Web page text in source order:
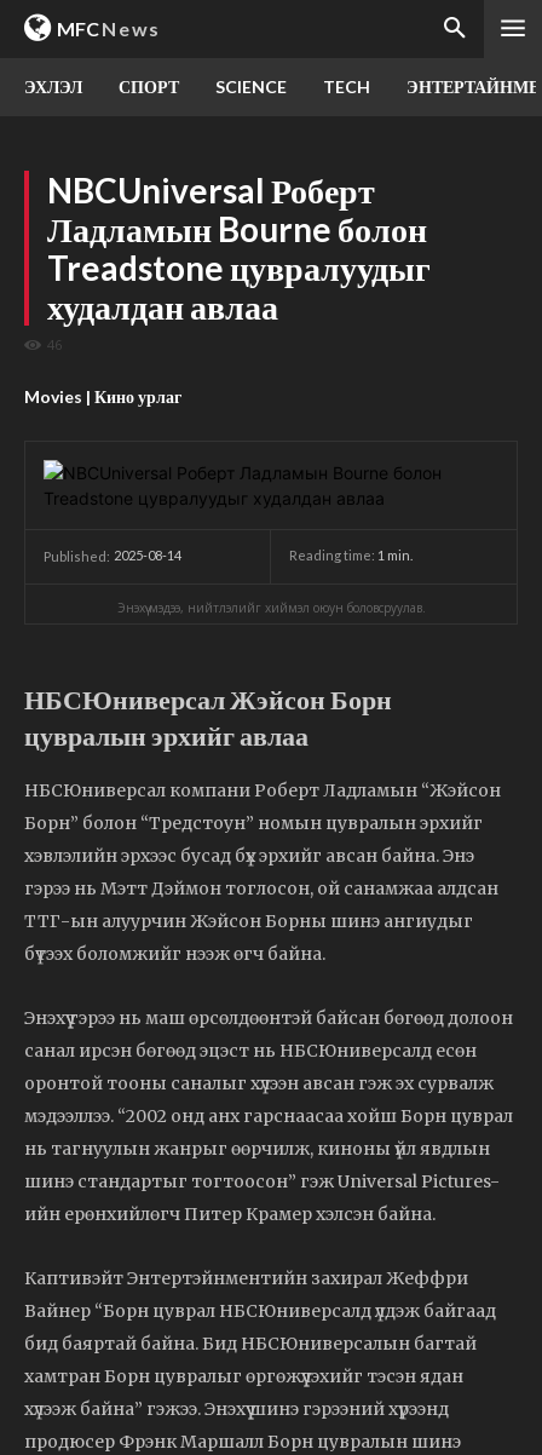
MFCNews
ЭХЛЭЛ СПОРТ SCIENCE TECH
NBCUniversal Роберт
Ладламын Bourne болон
Treadstone цувралуудыг
худалдан авлаа
46
Movies | Кино урлаг
Published: 2025-08-14 Reading time: 1 min.
Энэхүү мэдээ, нийтлэлийг хиймэл оюун боловсруулав.
НБСЮниверсал Жэйсон Борн
цувралын эрхийг авлаа
НБСЮниверсал компани Роберт Ладламын “Жэйсон
Борн” болон “Тредстоун” номын цувралын эрхийг
хэвлэлийн эрхээс бусад бүх эрхийг авсан байна. Энэ
гэрээ нь Мэтт Дэймон тоглосон, ой санамжаа алдсан
ТТГ-ын алуурчин Жэйсон Борны шинэ ангиудыг
бүтээх боломжийг нээж өгч байна.
Энэхүү гэрээ нь маш өрсөлдөөнтэй байсан бөгөөд долоон
санал ирсэн бөгөөд эцэст нь НБСЮниверсалд есөн
оронтой тооны саналыг хүлээн авсан гэж эх сурвалж
мэдээллээ. “2002 онд анх гарснаасаа хойш Борн цуврал
нь тагнуулын жанрыг өөрчилж, киноны үйл явдлын
шинэ стандартыг тогтоосон” гэж Universal Pictures-
ийн ерөнхийлөгч Питер Крамер хэлсэн байна.
Каптивэйт Энтертэйнментийн захирал Жеффри
Вайнер “Борн цуврал НБСЮниверсалд үлдэж байгаад
бид баяртай байна. Бид НБСЮниверсалын багтай
хамтран Борн цувралыг өргөжүүлэхийг тэсэн ядан
хүлээж байна” гэжээ. Энэхүү шинэ гэрээний хүрээнд
продюсер Фрэнк Маршалл Борн цувралын шинэ